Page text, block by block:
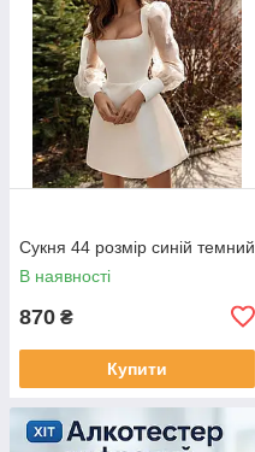
Сукня 44 розмір синій темний
В наявності
870 ₴
Купити